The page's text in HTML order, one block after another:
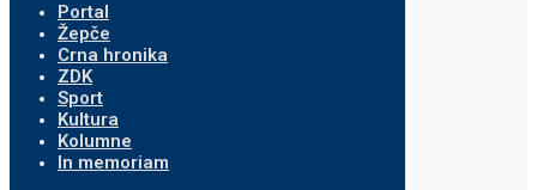
Portal
Žepče
Crna hronika
ZDK
Sport
Kultura
Kolumne
In memoriam